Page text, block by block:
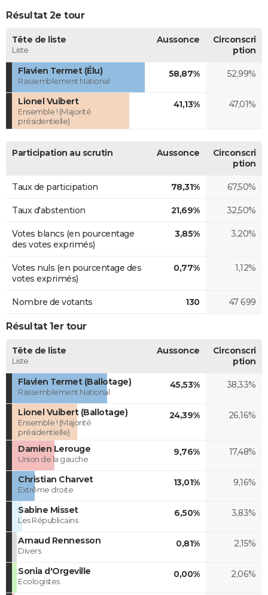
Résultat 2e tour
Tête de liste
Liste
Aussonce
Circonscri
ption
Flavien Termet (Élu)
Rassemblement National
58,87% 52,99%
Lionel Vuibert
Ensemble ! (Majorité
présidentielle)
41,13% 47,01%
Participation au scrutin Aussonce
Circonscri
ption
Taux de participation 78,31% 67,50%
Taux d'abstention 21,69% 32,50%
Votes blancs (en pourcentage
des votes exprimés)
3,85% 3,20%
Votes nuls (en pourcentage des
votes exprimés)
0,77% 1,12%
Nombre de votants 130 47 699
Résultat 1er tour
Tête de liste
Liste
Aussonce
Circonscri
ption
Flavien Termet (Ballotage)
Rassemblement National
45,53% 38,33%
Lionel Vuibert (Ballotage)
Ensemble ! (Majorité
présidentielle)
24,39% 26,16%
Damien Lerouge
Union de la gauche
9,76% 17,48%
Christian Charvet
Extrême droite
13,01% 9,16%
Sabine Misset
Les Républicains
6,50% 3,83%
Arnaud Rennesson
Divers
0,81% 2,15%
Sonia d'Orgeville
Ecologistes
0,00% 2,06%